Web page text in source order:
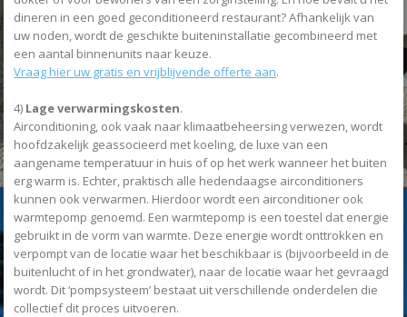
dineren in een goed geconditioneerd restaurant? Afhankelijk van
uw noden, wordt de geschikte buiteninstallatie gecombineerd met
een aantal binnenunits naar keuze.
Vraag hier uw gratis en vrijblijvende offerte aan.
4) Lage verwarmingskosten.
Airconditioning, ook vaak naar klimaatbeheersing verwezen, wordt
hoofdzakelijk geassocieerd met koeling, de luxe van een
aangename temperatuur in huis of op het werk wanneer het buiten
erg warm is. Echter, praktisch alle hedendaagse airconditioners
kunnen ook verwarmen. Hierdoor wordt een airconditioner ook
warmtepomp genoemd. Een warmtepomp is een toestel dat energie
gebruikt in de vorm van warmte. Deze energie wordt onttrokken en
verpompt van de locatie waar het beschikbaar is (bijvoorbeeld in de
buitenlucht of in het grondwater), naar de locatie waar het gevraagd
wordt. Dit ‘pompsysteem’ bestaat uit verschillende onderdelen die
collectief dit proces uitvoeren.